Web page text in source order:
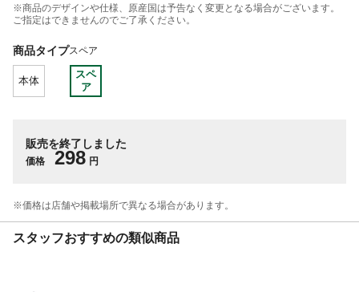
※商品のデザインや仕様、原産国は予告なく変更となる場合がございます。
ご指定はできませんのでご了承ください。
商品タイプスペア
本体
スペ
ア
販売を終了しました
価格 298 円
※価格は​店舗や​掲載場所で​異なる​場合が​あります。
スタッフおすすめの類似商品